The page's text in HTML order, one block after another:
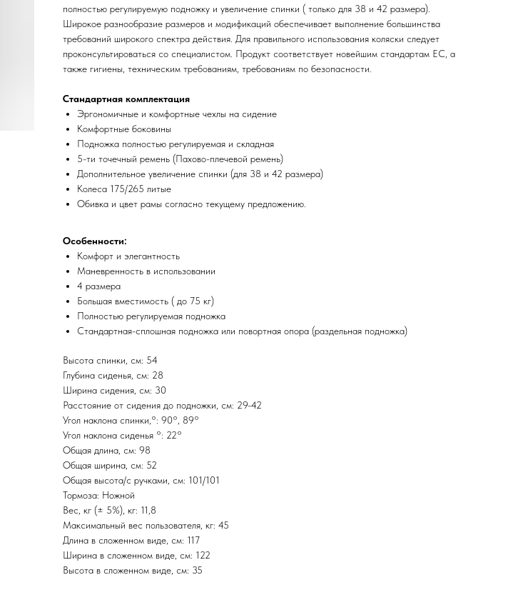
полностью регулируемую подножку и увеличение спинки ( только для 38 и 42 размера).
Широкое разнообразие размеров и модификаций обеспечивает выполнение большинства
требований широкого спектра действия. Для правильного использования коляски следует
проконсультироваться со специалистом. Продукт соответствует новейшим стандартам EC, а
также гигиены, техническим требованиям, требованиям по безопасности.
Стандартная комплектация
Эргономичные и комфортные чехлы на сидение
Комфортные боковины
Подножка полностью регулируемая и складная
5-ти точечный ремень (Пахово-плечевой ремень)
Дополнительное увеличение спинки (для 38 и 42 размера)
Колеса 175/265 литые
Обивка и цвет рамы согласно текущему предложению.
Особенности:
Комфорт и элегантность
Маневренность в использовании
4 размера
Большая вместимость ( до 75 кг)
Полностью регулируемая подножка
Стандартная-сплошная подножка или повортная опора (раздельная подножка)
Высота спинки, см: 54
Глубина сиденья, см: 28
Ширина сидения, см: 30
Расстояние от сидения до подножки, см: 29-42
Угол наклона спинки,°: 90°, 89°
Угол наклона сиденья °: 22°
Общая длина, см: 98
Общая ширина, см: 52
Общая высота/с ручками, см: 101/101
Тормоза: Ножной
Вес, кг (± 5%), кг: 11,8
Максимальный вес пользователя, кг: 45
Длина в сложенном виде, см: 117
Ширина в сложенном виде, см: 122
Высота в сложенном виде, см: 35